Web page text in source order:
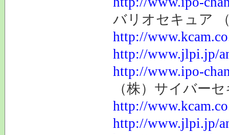
バリオセキュア
http://
http://www.jlpi.jp/
http://www.ipo-
（株）サイバー
http://
http://www.jlpi.jp/